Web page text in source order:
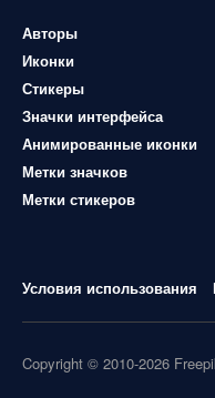
Авторы
Иконки
Стикеры
Значки интерфейса
Анимированные иконки
Метки значков
Метки стикеров
Условия использования
Copyright © 2010-2026